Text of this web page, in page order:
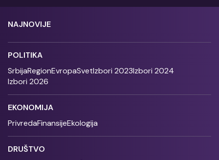
NAJNOVIJE
POLITIKA
SrbijaRegionEvropaSvetIzbori 2023Izbori 2024
Izbori 2026
EKONOMIJA
PrivredaFinansijeEkologija
DRUŠTVO